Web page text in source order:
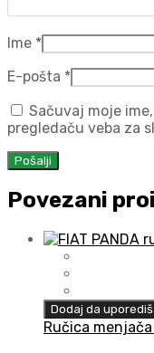
Ime *
E-pošta *
Sačuvaj moje
pregledaču veba za
Povezani
Dodaj da uporediš
Ručica